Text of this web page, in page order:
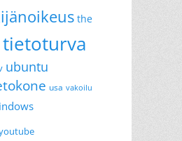
the
tietoturva
ubuntu
usa vakoilu